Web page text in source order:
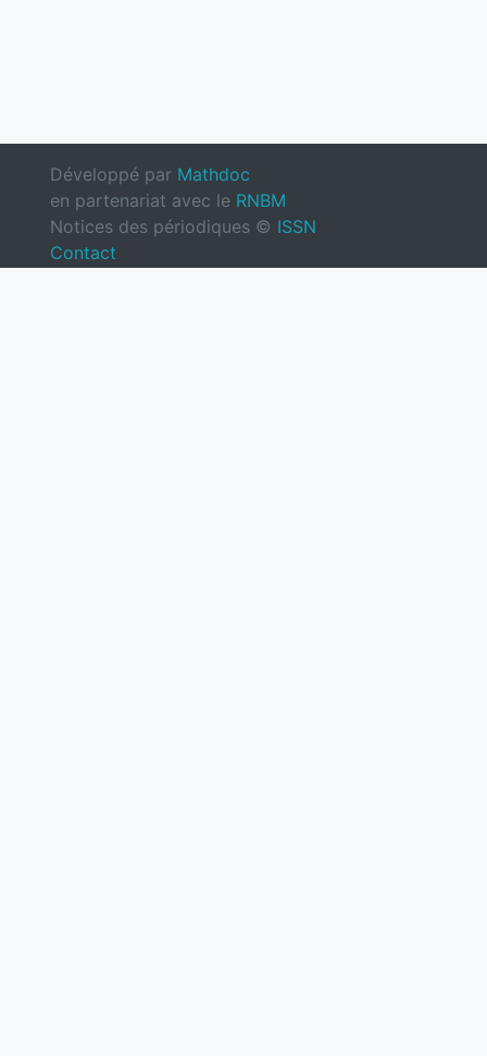
Développé par Mathdoc
en partenariat avec le RNBM
Notices des périodiques © ISSN
Contact